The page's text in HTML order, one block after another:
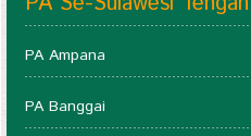
PA Ampana
PA Banggai